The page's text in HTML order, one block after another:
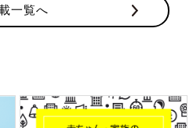
しっこカバー
一覧へ